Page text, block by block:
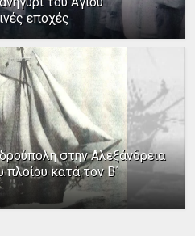
εποχές
στην Αλεξάνδρεια
πλοίου κατά τον Β΄